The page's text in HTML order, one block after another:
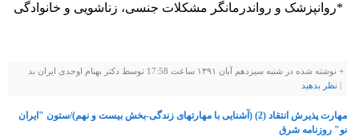
*روانپزشک و رواندرمانگر مشکلات جنسی، زناشویی و خانوادگی
+
نوشته شده در شنبه سیزدهم آبان ۱۳۹۱ ساعت 17:58 توسط دکتر بهنام اوحدی ایران بد
نظر بدهيد
مهارت پذیرش انتقاد (2) (آشنایی با مهارتهای زندگی-بخش بیست و نهم)/ستون "ایران
نو" روزنامه شرق